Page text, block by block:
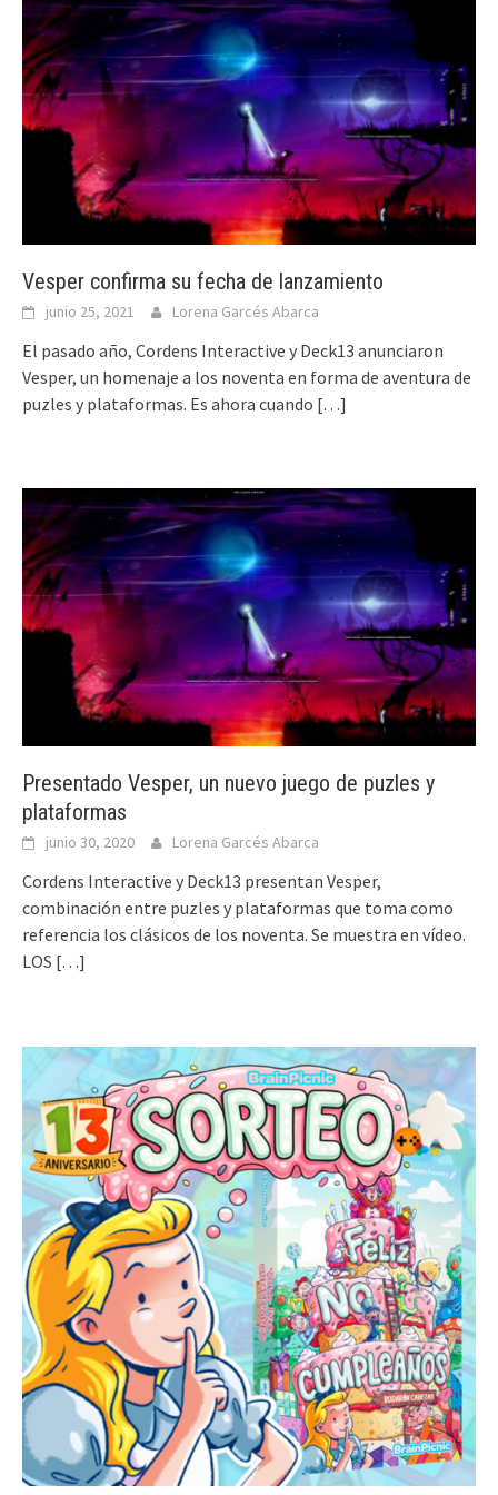
Vesper confirma su fecha de lanzamiento
junio 25, 2021 Lorena Garcés Abarca
El pasado año, Cordens Interactive y Deck13 anunciaron
Vesper, un homenaje a los noventa en forma de aventura de
puzles y plataformas. Es ahora cuando […]
Presentado Vesper, un nuevo juego de puzles y
plataformas
junio 30, 2020 Lorena Garcés Abarca
Cordens Interactive y Deck13 presentan Vesper,
combinación entre puzles y plataformas que toma como
referencia los clásicos de los noventa. Se muestra en vídeo.
LOS […]